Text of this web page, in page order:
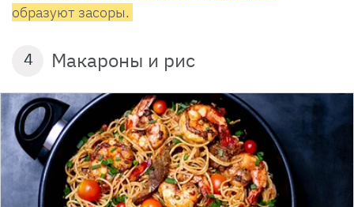
образуют засоры.
4 Макароны и рис